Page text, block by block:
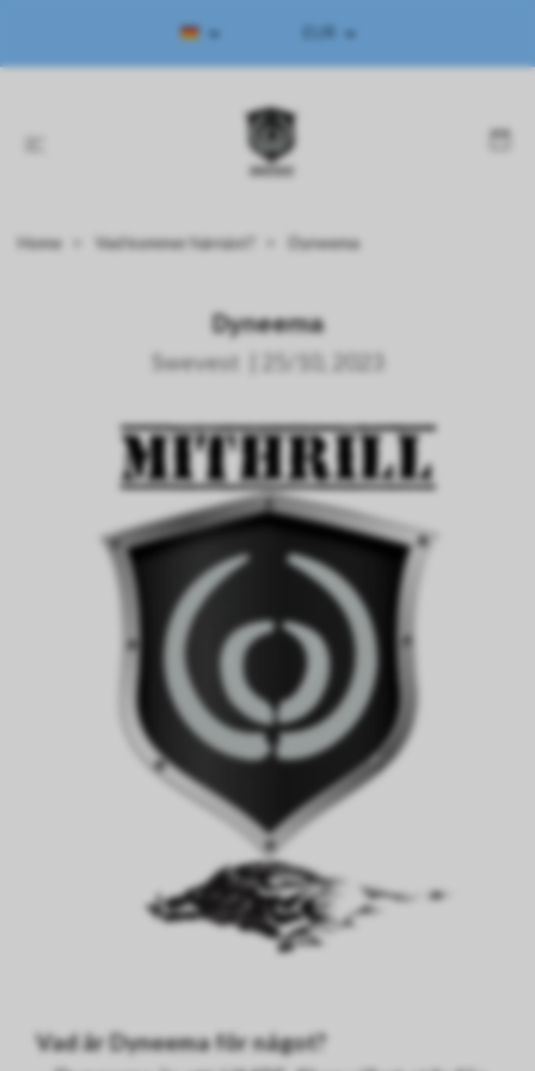
EUR
Home Vad kommer härnäst? Dyneema
Dyneema
Swevest 25/10, 2023
Vad är Dyneema för något?